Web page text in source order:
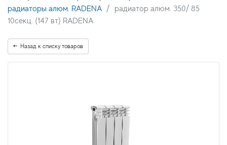
радиаторы алюм. RADENA
радиатор алюм. 350/ 85
10секц. (147 вт) RADENA
Назад к списку товаров